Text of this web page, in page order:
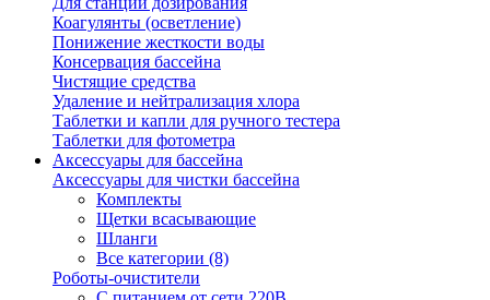
Коагулянты (осветление)
Понижение жесткости воды
Консервация бассейна
Чистящие средства
Удаление и нейтрализация хлора
Таблетки и капли для ручного тестера
Таблетки для фотометра
Аксессуары для бассейна
Аксессуары для чистки бассейна
Комплекты
Щетки всасывающие
Шланги
Все категории (8)
Роботы-очистители